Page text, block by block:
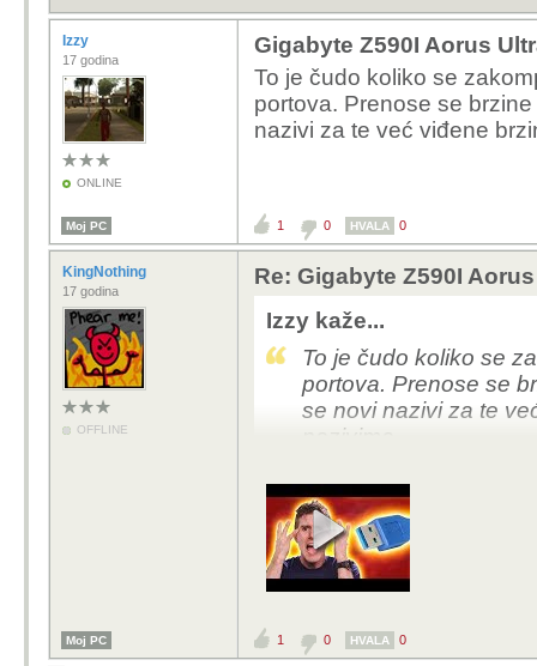
Izzy
17 godina
ONLINE
Gigabyte Z590I Aorus
To je čudo koliko se
portova. Prenose se
nazivi za te već viđene
Moj PC 1 0 HVALA 0
KingNothing
17 godina
OFFLINE
Re: Gigabyte Z590I
Izzy kaže...
To je čudo koliko se
portova. Prenose se
se novi nazivi za te
nazivima.
Moj PC 1 0 HVALA 0